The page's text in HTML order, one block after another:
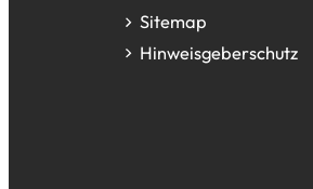
Sitemap
Hinweisgeberschutz